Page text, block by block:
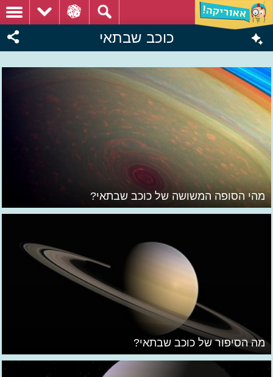
כוכב שבתאי
מהי הסופה המשושה של כוכב שבתאי?
מה הסיפור של כוכב שבתאי?